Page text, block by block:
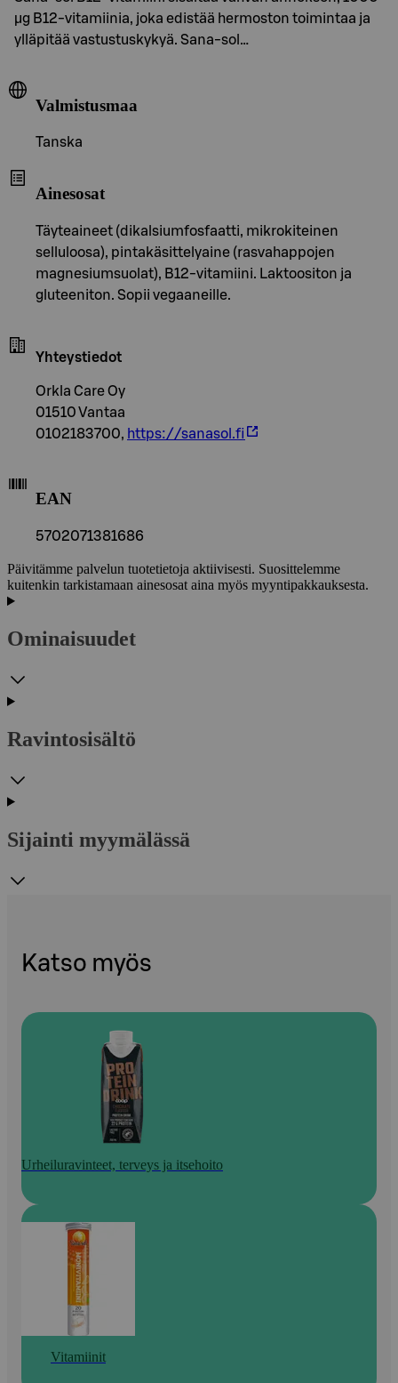
µg B12-vitamiinia, joka edistää hermoston toimintaa ja
ylläpitää vastustuskykyä. Sana-sol…
Valmistusmaa
Tanska
Ainesosat
Täyteaineet (dikalsiumfosfaatti, mikrokiteinen
selluloosa), pintakäsittelyaine (rasvahappojen
magnesiumsuolat), B12-vitamiini. Laktoositon ja
gluteeniton. Sopii vegaaneille.
Yhteystiedot
Orkla Care Oy
01510 Vantaa
0102183700, https://sanasol.fi
EAN
5702071381686
Päivitämme palvelun tuotetietoja aktiivisesti. Suosittelemme
kuitenkin tarkistamaan ainesosat aina myös myyntipakkauksesta.
Ominaisuudet
Ravintosisältö
Sijainti myymälässä
Katso myös
Urheiluravinteet, terveys ja itsehoito
Vitamiinit